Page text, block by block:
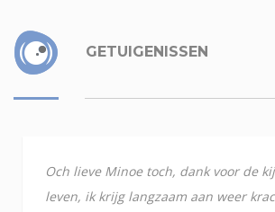
GETUIGENISSEN
Och lieve Minoe toch, dank voor de
leven, ik krijg langzaam aan weer